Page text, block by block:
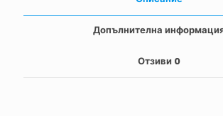
Допълнителна
Отзиви 0